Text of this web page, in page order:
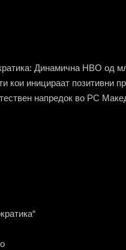
Динамична НВО од
кои иницираат позитивни
напредок во РС